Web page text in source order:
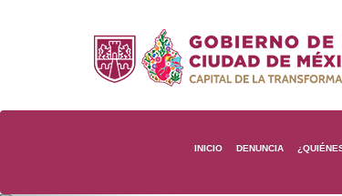
INICIO DENUNCIA